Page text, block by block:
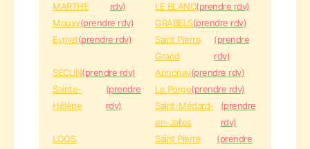
MARTHE
rdv)
LE BLANC(prendre rdv)
Mouxy(prendre rdv) GRABELS(prendre rdv)
Eymet(prendre rdv)
Saint Pierre
Grand
(prendre
rdv)
SECLIN(prendre rdv) Annonay(prendre rdv)
Sainte-
Hélène
(prendre
rdv)
Le Porge(prendre rdv)
Saint-Médard-
en-Jalles
(prendre
rdv)
LOOS
Saint Pierre
(prendre